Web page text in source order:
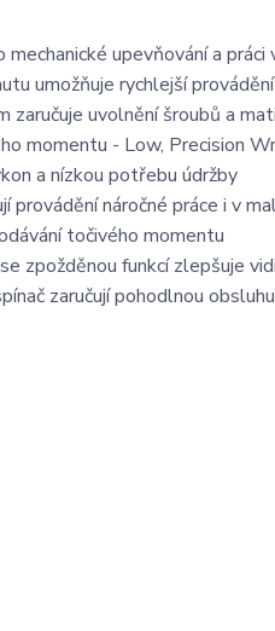
upevňování a
umožňuje rychlejší
uvolnění šroubů a
momentu - Low, Precision
a nízkou potřebu údržby
provádění náročné práce i v
točivého momentu
zpožděnou funkcí zlepšuje
zaručují pohodlnou